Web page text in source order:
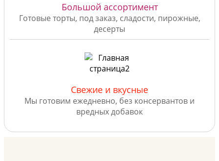
Большой ассортимент
Готовые торты, под заказ, сладости, пирожные,
десерты
Свежие и вкусные
Мы готовим ежедневно, без консервантов и
вредных добавок